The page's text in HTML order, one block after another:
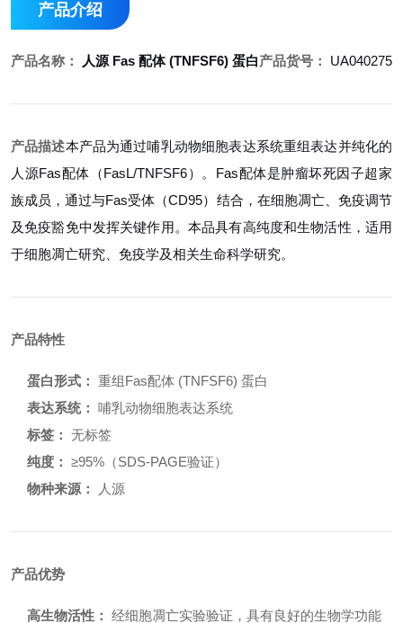
产品介绍
产品名称： 人源 Fas 配体 (TNFSF6) 蛋白产品货号： UA040275
产品描述本产品为通过哺乳动物细胞表达系统重组表达并纯化的
人源Fas配体（FasL/TNFSF6）。Fas配体是肿瘤坏死因子超家
族成员，通过与Fas受体（CD95）结合，在细胞凋亡、免疫调节
及免疫豁免中发挥关键作用。本品具有高纯度和生物活性，适用
于细胞凋亡研究、免疫学及相关生命科学研究。
产品特性
蛋白形式： 重组Fas配体 (TNFSF6) 蛋白
表达系统： 哺乳动物细胞表达系统
标签： 无标签
纯度： ≥95%（SDS-PAGE验证）
物种来源：
人源
产品优势
高生物活性： 经细胞凋亡实验验证，具有良好的生物学功能